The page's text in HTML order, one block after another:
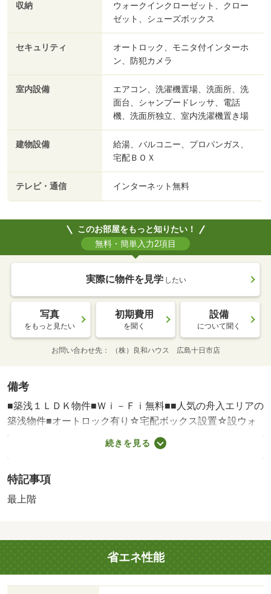
収納
ウォークインクローゼット、クロー
ゼット、シューズボックス
セキュリティ
オートロック、モニタ付インターホ
ン、防犯カメラ
室内設備
エアコン、洗濯機置場、洗面所、洗
面台、シャンプードレッサ、電話
機、洗面所独立、室内洗濯機置き場
建物設備
給湯、バルコニー、プロパンガス、
宅配ＢＯＸ
テレビ・通信 インターネット無料
このお部屋をもっと知りたい！
無料・簡単入力2項目
実際に物件を見学 したい
写真
をもっと見たい
初期費用
を聞く
設備
について聞く
お問い合わせ先 （株）良和ハウス 広島十日市店
備考
■築浅１ＬＤＫ物件■Ｗｉ－Ｆｉ無料■■人気の舟入エリアの
築浅物件■オートロック有り☆宅配ボックス設置☆設ウォ
ークインクローゼットで、収納・賃貸保証等：利用可（Ｙ
ＥＬＬ保証（エポス） 【初回】総賃料の５０％（下限２
持費等：火災保険料１，０００円／月・良和安心サポート
１，４３０円／月/カギ交換代 22000円/除菌消臭費 24200
続きを見る
特記事項
最上階
省エネ性能